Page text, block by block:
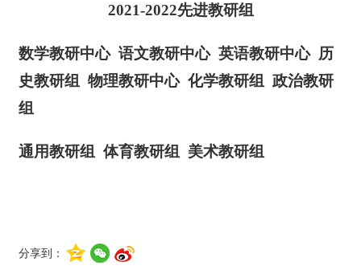
2021-2022先进教研组
数学教研中心 语文教研中心 英语教研中心 历
史教研组 物理教研中心 化学教研组 政治教研
组
通用教研组 体育教研组 美术教研组
分享到：